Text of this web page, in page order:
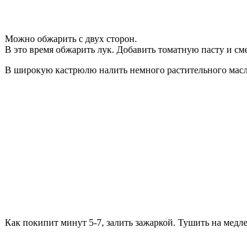
Можно обжарить с двух сторон.
В это время обжарить лук. Добавить томатную пасту и
В широкую кастрюлю налить немного растительного
Как покипит минут 5-7, залить зажаркой. Тушить на